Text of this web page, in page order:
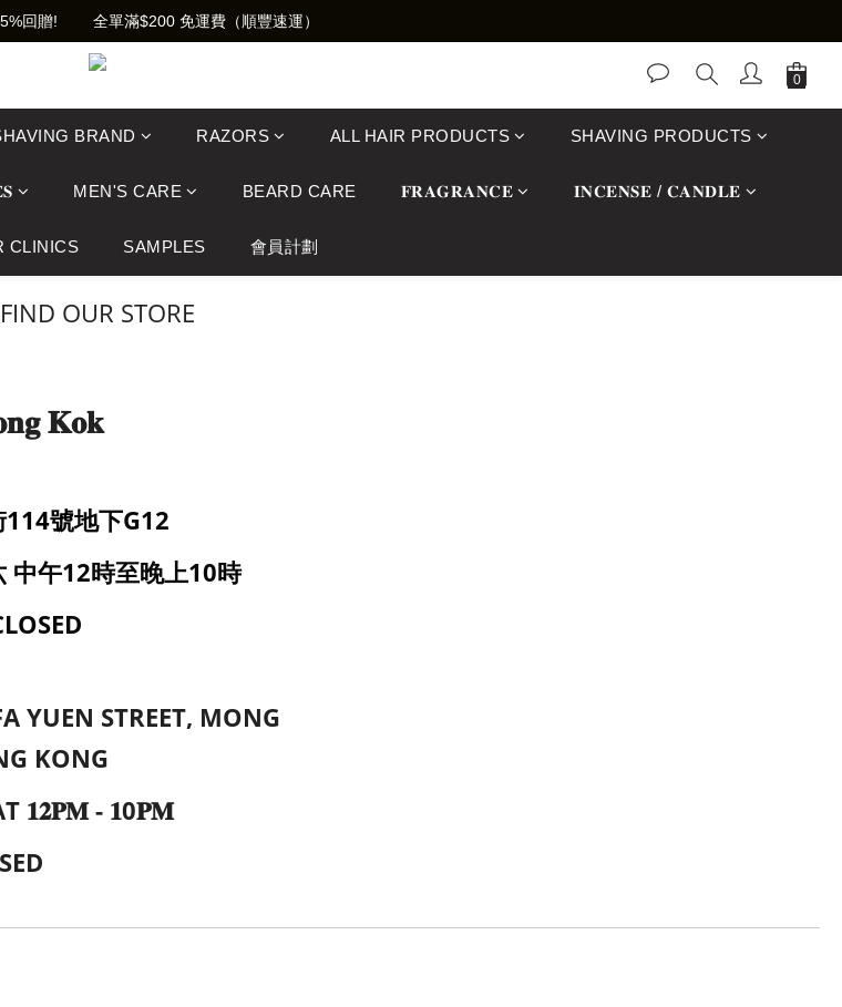
回贈!        全單滿$200 免運費（順豐速運）
BRAND RAZORS ALL HAIR PRODUCTS SHAVING PRODUCTS
MEN'S CARE BEARD CARE 𝐅𝐑𝐀𝐆𝐑𝐀𝐍𝐂𝐄 𝐈𝐍𝐂𝐄𝐍𝐒𝐄 / 𝐂𝐀𝐍𝐃𝐋𝐄
CLINICS SAMPLES 會員計劃
FIND OUR STORE
𝐊𝐨𝐤
114號地下G12
中午12時至晚上10時
YUEN STREET, MONG
KONG
𝟏𝟐𝐏𝐌 - 𝟏0𝐏𝐌